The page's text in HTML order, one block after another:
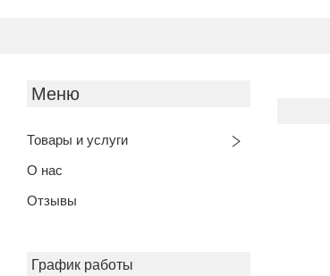
Товары и услуги
О нас
Отзывы
График работы